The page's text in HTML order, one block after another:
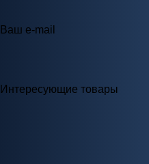
Ваш e-mail
Интересующие товары